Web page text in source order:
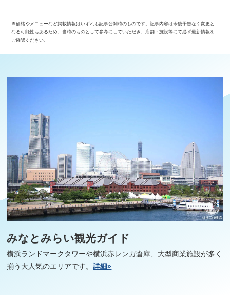
※価格やメニューなど掲載情報はいずれも記事公開時のものです。記事内容は今後予告なく変更と
なる可能性もあるため、当時のものとして参考にしていただき、店舗・施設等にて必ず最新情報を
ご確認ください。
みなとみらい観光ガイド
横浜ランドマークタワーや横浜赤レンガ倉庫、大型商業施設が多く
揃う大人気のエリアです。詳細»